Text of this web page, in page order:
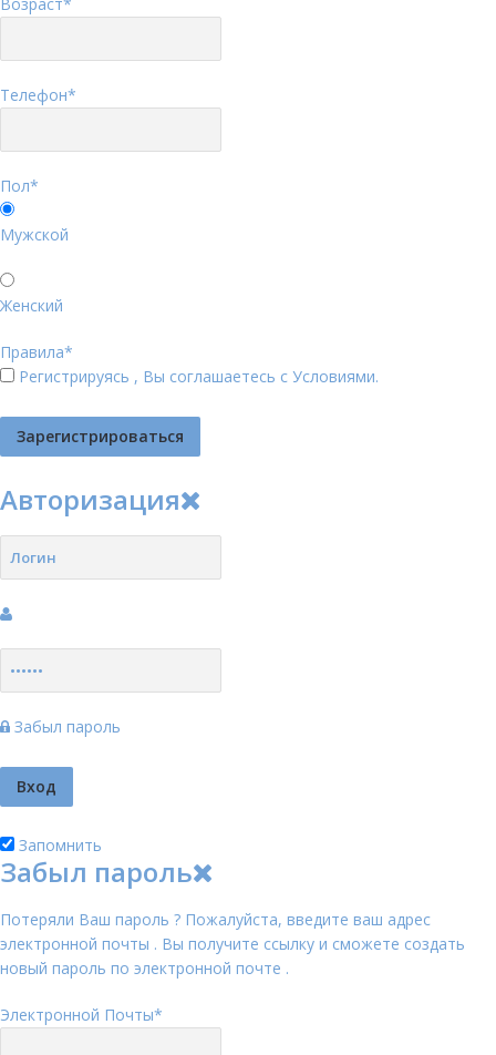
Телефон*
Пол*
Мужской
Женский
Правила*
Регистрируясь , Вы соглашаетесь с Условиями.
Авторизация
Забыл пароль
Запомнить
Забыл пароль
Потеряли Ваш пароль ? Пожалуйста, введите ваш адрес
электронной почты . Вы получите ссылку и сможете создать
новый пароль по электронной почте .
Электронной Почты*